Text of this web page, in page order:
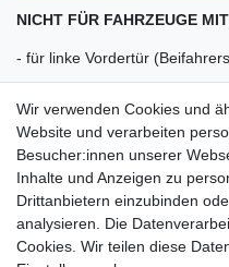
NICHT FÜR FAHRZEUGE
- für linke Vordertür
(NICHT für elektrisch
Lieferung wie abgebildet
für:
VW Polo 6R Bj. 2009 -
Wir verwenden Cookies und
Website und verarbeiten
Besucher:innen unserer
Inhalte und Anzeigen zu
Drittanbietern einzubinden
analysieren. Die
Cookies. Wir teilen diese